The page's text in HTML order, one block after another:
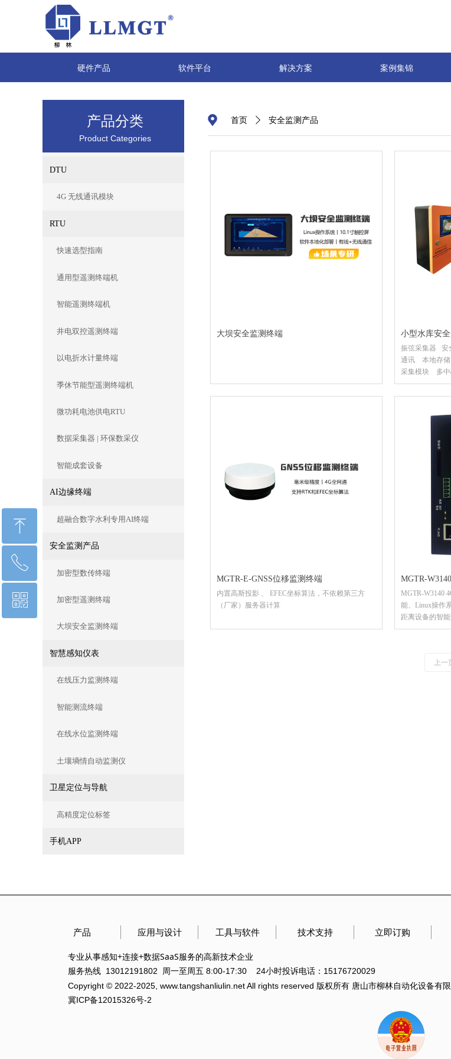
硬件产品 软件平台 解决方案 案例集锦
大坝安全监测终端 小型水库安
振弦采集器 安
通讯 本地存
采集模块 多
MGTR-E-GNSS位移监测终端
内置高斯投影 、 EFEC坐标算法，不依赖第三方
（厂家）服务器计算
MGTR-
MGTR-W3140
能、Linux操作
距离设备的智
输通道。支持
持WIFI、BT的
GPS/
上一
产品分类
Product Categories
DTU
4G 无线通讯模块
RTU
快速选型指南
通用型遥测终端机
智能遥测终端机
井电双控遥测终端
以电折水计量终端
季休节能型遥测终端机
微功耗电池供电RTU
数据采集器 | 环保数采仪
智能成套设备
AI边缘终端
超融合数字水利专用AI终端
安全监测产品
加密型数传终端
加密型遥测终端
大坝安全监测终端
智慧感知仪表
在线压力监测终端
智能测流终端
在线水位监测终端
土壤墒情自动监测仪
卫星定位与导航
高精度定位标签
手机APP
首页 ꄲ 安全监测产品
产品 应用与设计 工具与软件 技术支持 立即订购
Copyright © 2022-2025, www.tangshanliulin.net All rights reserved 版权所有 唐山市柳林自动化设备有限
冀ICP备12015326号-2
专业从事感知+连接+数据SaaS服务的高新技术企业
服务热线 13012191802 周一至周五 8:00-17:30 24小时投诉电话：15176720029
ꁸ
回到顶部
ꂅ
13012191802
ꀥ